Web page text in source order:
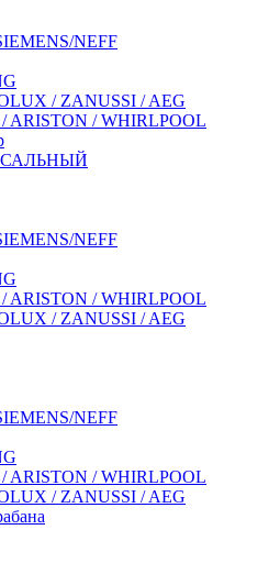
NEFF
/ ZANUSSI / AEG
ARISTON / WHIRLPOOL
NEFF
ARISTON / WHIRLPOOL
/ ZANUSSI / AEG
NEFF
ARISTON / WHIRLPOOL
/ ZANUSSI / AEG